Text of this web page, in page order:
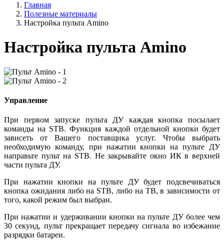
Главная
Полезные материалы
Настройка пульта Amino
Настройка пульта Amino
Управление
При первом запуске пульта ДУ каждая кнопка посылает
команды на STB. Функция каждой отдельной кнопки будет
зависеть от Вашего поставщика услуг. Чтобы выбрать
необходимую команду, при нажатии кнопки на пульте ДУ
направьте пульт на STB. Не закрывайте окно ИК в верхней
части пульта ДУ.
При нажатии кнопки на пульте ДУ будет подсвечиваться
кнопка ожидания либо на STB, либо на ТВ, в зависимости от
того, какой режим был выбран.
При нажатии и удерживании кнопки на пульте ДУ более чем
30 секунд, пульт прекращает передачу сигнала во избежание
разрядки батареи.